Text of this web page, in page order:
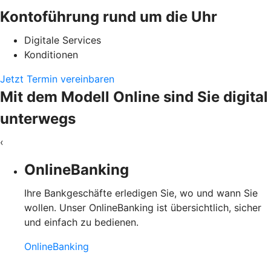
Kontoführung rund um die Uhr
Digitale Services
Konditionen
Jetzt Termin vereinbaren
Mit dem Modell Online sind Sie digital
unterwegs
‹
OnlineBanking
Ihre Bankgeschäfte erledigen Sie, wo und wann Sie
wollen. Unser OnlineBanking ist übersichtlich, sicher
und einfach zu bedienen.
OnlineBanking